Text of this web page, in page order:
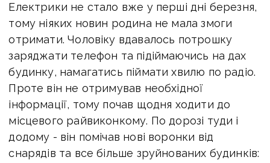
Електрики не стало вже у перші дні березня,
тому ніяких новин родина не мала змоги
отримати. Чоловіку вдавалось потрошку
заряджати телефон та підіймаючись на дах
будинку, намагатись піймати хвилю по радіо.
Проте він не отримував необхідної
інформації, тому почав щодня ходити до
місцевого райвиконкому. По дорозі туди і
додому - він помічав нові воронки від
снарядів та все більше зруйнованих будинків: